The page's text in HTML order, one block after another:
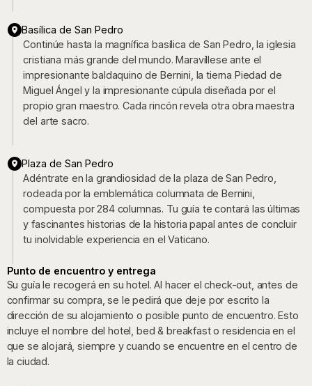
Basílica de San Pedro
Continúe hasta la magnífica basílica de San Pedro, la iglesia
cristiana más grande del mundo. Maravíllese ante el
impresionante baldaquino de Bernini, la tierna Piedad de
Miguel Ángel y la impresionante cúpula diseñada por el
propio gran maestro. Cada rincón revela otra obra maestra
del arte sacro.
Plaza de San Pedro
Adéntrate en la grandiosidad de la plaza de San Pedro,
rodeada por la emblemática columnata de Bernini,
compuesta por 284 columnas. Tu guía te contará las últimas
y fascinantes historias de la historia papal antes de concluir
tu inolvidable experiencia en el Vaticano.
Punto de encuentro y entrega
Su guía le recogerá en su hotel. Al hacer el check-out, antes de
confirmar su compra, se le pedirá que deje por escrito la
dirección de su alojamiento o posible punto de encuentro. Esto
incluye el nombre del hotel, bed & breakfast o residencia en el
que se alojará, siempre y cuando se encuentre en el centro de
la ciudad.